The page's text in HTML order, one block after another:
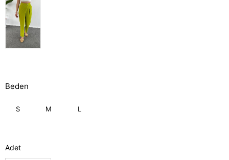
Beden
S M L
Adet